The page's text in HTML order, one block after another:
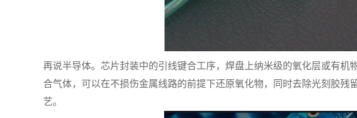
再说半导体。芯片封装中的引线键合工序，焊盘上纳米级的氧化层或有机
合气体，可以在不损伤金属线路的前提下还原氧化物，同时去除光刻胶残
艺。